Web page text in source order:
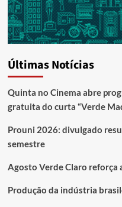
Últimas Notícias
Quinta no Cinema abre
gratuita do curta “Verde
Prouni 2026: divulgado
semestre
Agosto Verde Claro reforça
Produção da indústria